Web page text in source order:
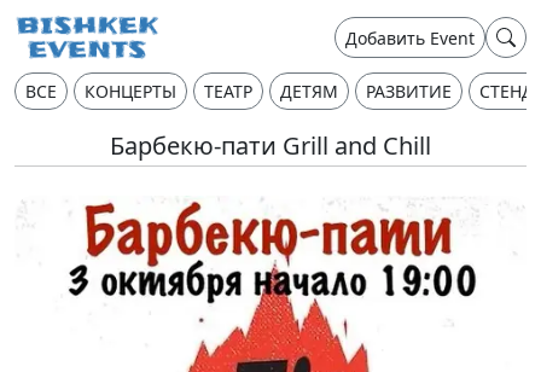
Добавить Event
ВСЕ КОНЦЕРТЫ ТЕАТР ДЕТЯМ РАЗВИТИЕ
Барбекю-пати Grill and Chill